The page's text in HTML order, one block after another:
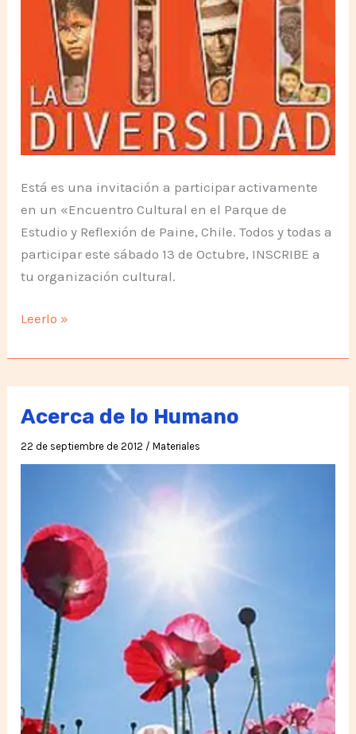
Está es una invitación a participar activamente
en un «Encuentro Cultural en el Parque de
Estudio y Reflexión de Paine, Chile. Todos y todas a
participar este sábado 13 de Octubre, INSCRIBE a
tu organización cultural.
Vive
Diversidad
2012
Leerlo »
Acerca de lo Humano
22 de septiembre de 2012 /Materiales